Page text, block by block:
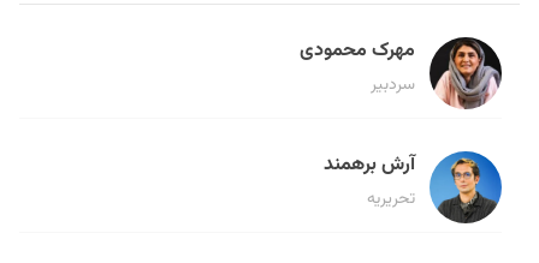
مهرک محمودی
سردبیر
آرش برهمند
تحریریه